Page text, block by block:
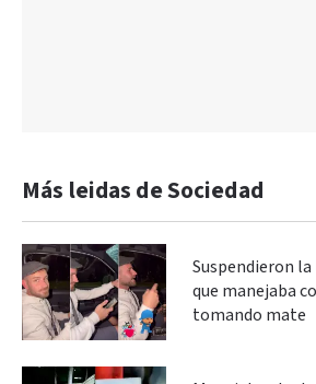
Más leidas de Sociedad
Suspendieron
que manejaba
tomando mate